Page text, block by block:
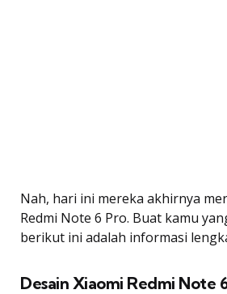
Nah, hari ini mereka akhirnya
Redmi Note 6 Pro. Buat kamu
berikut ini adalah informasi
Desain Xiaomi Redmi Note